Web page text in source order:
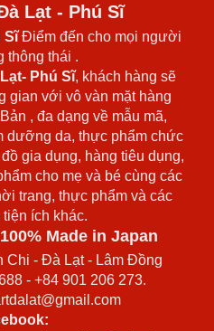
Lạt - Phú Sĩ
SĩĐiểm đến cho mọi người
thông thái .
Phú Sĩ, khách hàng sẽ
gian với vô vàn mặt hàng
, đa dạng về mẫu mã,
dưỡng da, thực phẩm chức
gia dụng, hàng tiêu dụng,
cho mẹ và bé cùng các
trang, thực phẩm và các
ích khác.
Made in Japan
Chi - Đà Lạt - Lâm Đồng
- +84 901 206 273.